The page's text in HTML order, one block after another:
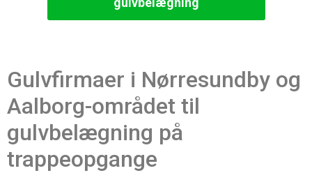
Gulvfirmaer i Nørresundby og
Aalborg-området til
gulvbelægning på
trappeopgange